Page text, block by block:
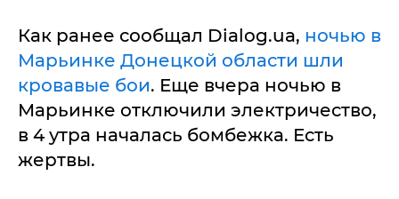
Как ранее сообщал Dialog.ua, ночью в
Марьинке Донецкой области шли
кровавые бои. Еще вчера ночью в
Марьинке отключили электричество,
в 4 утра началась бомбежка. Есть
жертвы.